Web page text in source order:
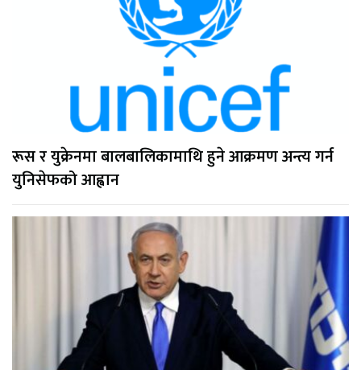
रूस र युक्रेनमा बालबालिकामाथि हुने आक्रमण अन्त्य गर्न
युनिसेफको आह्वान